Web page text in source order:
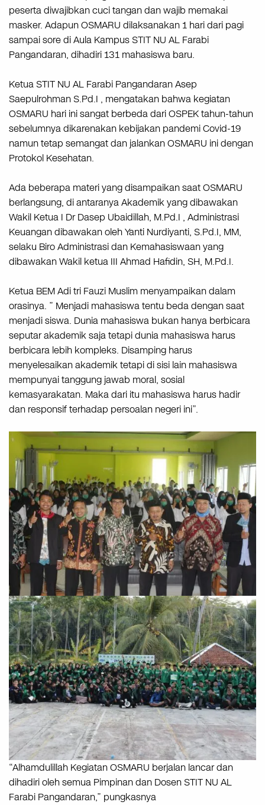
peserta diwajibkan cuci tangan dan wajib memakai
masker. Adapun OSMARU dilaksanakan 1 hari dari pagi
sampai sore di Aula Kampus STIT NU AL Farabi
Pangandaran, dihadiri 131 mahasiswa baru.
Ketua STIT NU AL Farabi Pangandaran Asep
Saepulrohman S.Pd.I , mengatakan bahwa kegiatan
OSMARU hari ini sangat berbeda dari OSPEK tahun-tahun
sebelumnya dikarenakan kebijakan pandemi Covid-19
namun tetap semangat dan jalankan OSMARU ini dengan
Protokol Kesehatan.
Ada beberapa materi yang disampaikan saat OSMARU
berlangsung, di antaranya Akademik yang dibawakan
Wakil Ketua I Dr Dasep Ubaidillah, M.Pd.I , Administrasi
Keuangan dibawakan oleh Yanti Nurdiyanti, S.Pd.I, MM,
selaku Biro Administrasi dan Kemahasiswaan yang
dibawakan Wakil ketua III Ahmad Hafidin, SH, M.Pd.I.
Ketua BEM Adi tri Fauzi Muslim menyampaikan dalam
orasinya. ” Menjadi mahasiswa tentu beda dengan saat
menjadi siswa. Dunia mahasiswa bukan hanya berbicara
seputar akademik saja tetapi dunia mahasiswa harus
berbicara lebih kompleks. Disamping harus
menyelesaikan akademik tetapi di sisi lain mahasiswa
mempunyai tanggung jawab moral, sosial
kemasyarakatan. Maka dari itu mahasiswa harus hadir
dan responsif terhadap persoalan negeri ini”.
“Alhamdulillah Kegiatan OSMARU berjalan lancar dan
dihadiri oleh semua Pimpinan dan Dosen STIT NU AL
Farabi Pangandaran,” pungkasnya